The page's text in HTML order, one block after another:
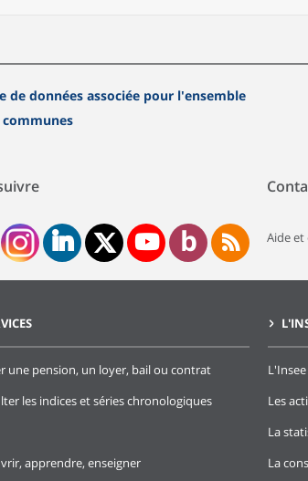
de données associée pour l'ensemble
communes
Aide
une pension, un loyer, bail ou contrat
les indices et séries chronologiques
apprendre, enseigner
L'Insee
Les
La
La